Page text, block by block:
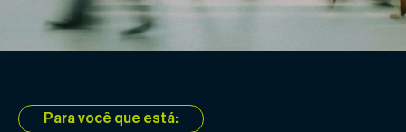
Para você que está: